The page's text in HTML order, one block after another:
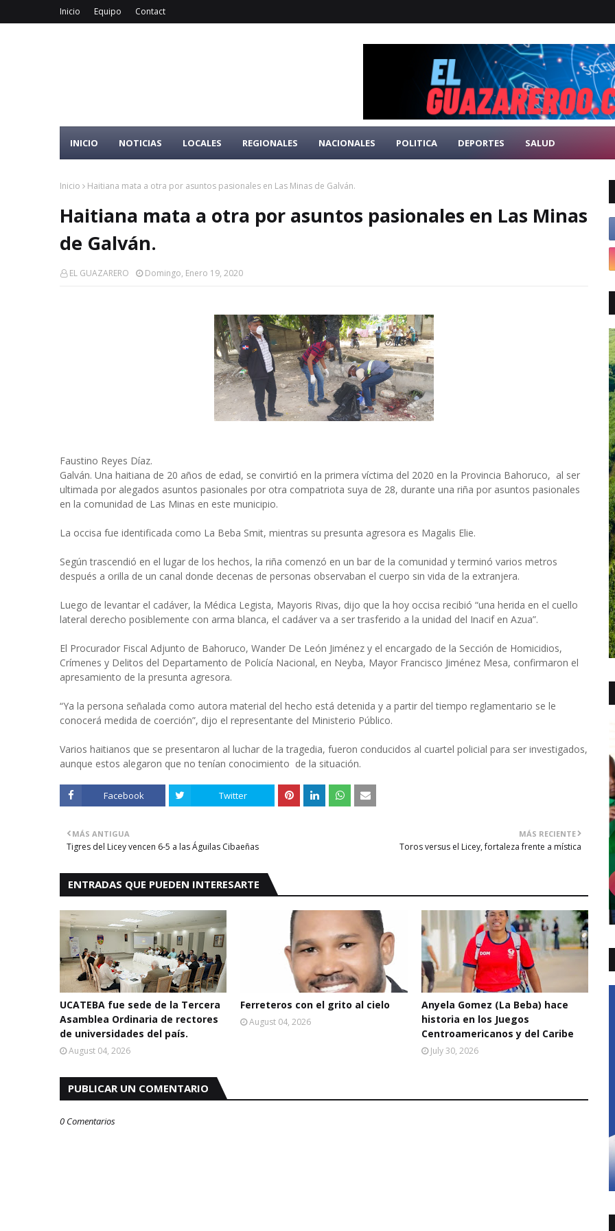
Inicio Equipo Contact
INICIO NOTICIAS LOCALES REGIONALES NACIONALES POLITICA DEPORTES SALUD
Inicio Haitiana mata a otra por asuntos pasionales en Las Minas de Galván.
Haitiana mata a otra por asuntos pasionales en Las Minas
de Galván.
EL GUAZARERO Domingo, Enero 19, 2020
Faustino Reyes Díaz.
Galván. Una haitiana de 20 años de edad, se convirtió en la primera víctima del 2020 en la Provincia Bahoruco, al ser
ultimada por alegados asuntos pasionales por otra compatriota suya de 28, durante una riña por asuntos pasionales
en la comunidad de Las Minas en este municipio.
La occisa fue identificada como La Beba Smit, mientras su presunta agresora es Magalis Elie.
Según trascendió en el lugar de los hechos, la riña comenzó en un bar de la comunidad y terminó varios metros
después a orilla de un canal donde decenas de personas observaban el cuerpo sin vida de la extranjera.
Luego de levantar el cadáver, la Médica Legista, Mayoris Rivas, dijo que la hoy occisa recibió “una herida en el cuello
lateral derecho posiblemente con arma blanca, el cadáver va a ser trasferido a la unidad del Inacif en Azua”.
El Procurador Fiscal Adjunto de Bahoruco, Wander De León Jiménez y el encargado de la Sección de Homicidios,
Crímenes y Delitos del Departamento de Policía Nacional, en Neyba, Mayor Francisco Jiménez Mesa, confirmaron el
apresamiento de la presunta agresora.
“Ya la persona señalada como autora material del hecho está detenida y a partir del tiempo reglamentario se le
conocerá medida de coerción”, dijo el representante del Ministerio Público.
Varios haitianos que se presentaron al luchar de la tragedia, fueron conducidos al cuartel policial para ser investigados,
aunque estos alegaron que no tenían conocimiento de la situación.
Facebook Twitter
MÁS RECIENTE
Toros versus el Licey, fortaleza frente a mística
MÁS ANTIGUA
Tigres del Licey vencen 6-5 a las Águilas Cibaeñas
ENTRADAS QUE PUEDEN INTERESARTE
UCATEBA fue sede de la Tercera
Asamblea Ordinaria de rectores
de universidades del país.
August 04, 2026
Ferreteros con el grito al cielo
August 04, 2026
Anyela Gomez (La Beba) hace
historia en los Juegos
Centroamericanos y del Caribe
July 30, 2026
PUBLICAR UN COMENTARIO
0 Comentarios